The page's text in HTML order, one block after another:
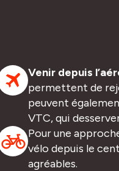
Venir depuis
permettent de
peuvent
VTC, qui
Pour une
vélo depuis le
agréables.